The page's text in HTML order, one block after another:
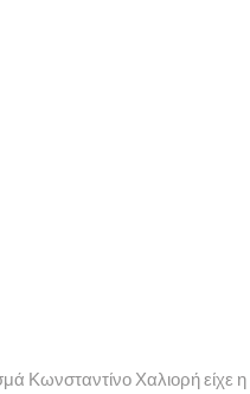
Κωνσταντίνο Χαλιορή είχε